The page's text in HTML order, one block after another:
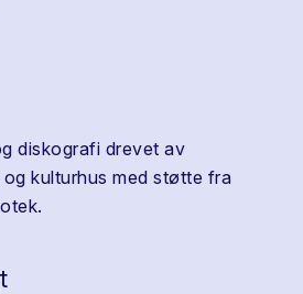
diskografi drevet av
kulturhus med støtte fra